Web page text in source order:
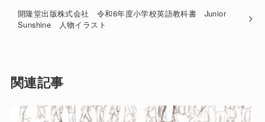
開隆堂出版株式会社 令和6年度小学校英語教科書 Junior
Sunshine 人物イラスト
関連記事